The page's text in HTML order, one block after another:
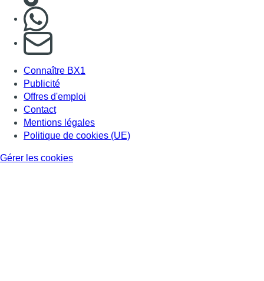
S'abonner à notre newsletter
Connaître BX1
Publicité
Offres d'emploi
Contact
Mentions légales
Politique de cookies (UE)
Gérer les cookies